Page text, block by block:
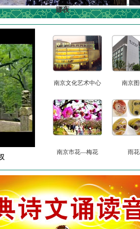
娜夜
南京文化艺术中心 南京
南京市花—梅花 雨